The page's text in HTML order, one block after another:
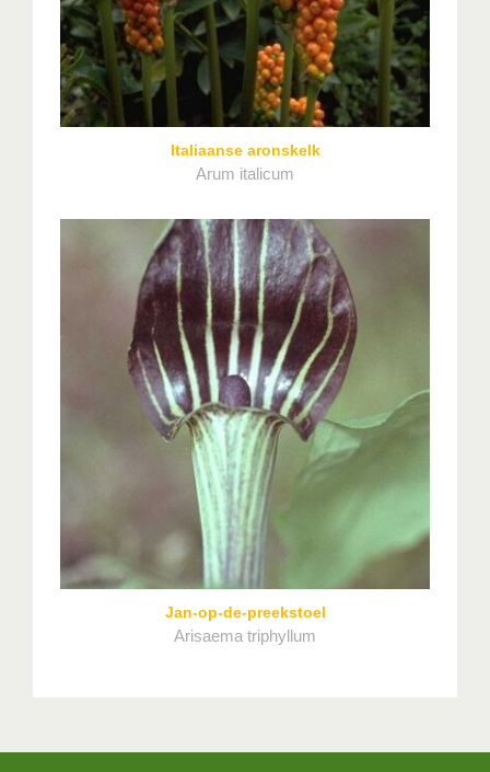
Italiaanse aronskelk
Arum italicum
Jan-op-de-preekstoel
Arisaema triphyllum